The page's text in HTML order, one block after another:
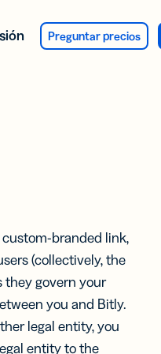
Integration
y
de
qué
Preguntar precios
custom-branded link,
(collectively, the
they govern your
you and Bitly.
legal entity, you
entity to the